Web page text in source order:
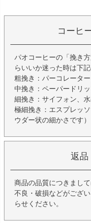
コーヒ
パオコーヒーの「挽き
らいいか迷った時は下
粗挽き：パーコレータ
中挽き：ペーパードリ
細挽き：サイフォン、
極細挽き：エスプレッ
ウダー状の細かさです）
返品
商品の品質につきまし
不良・破損などがござ
らせください。